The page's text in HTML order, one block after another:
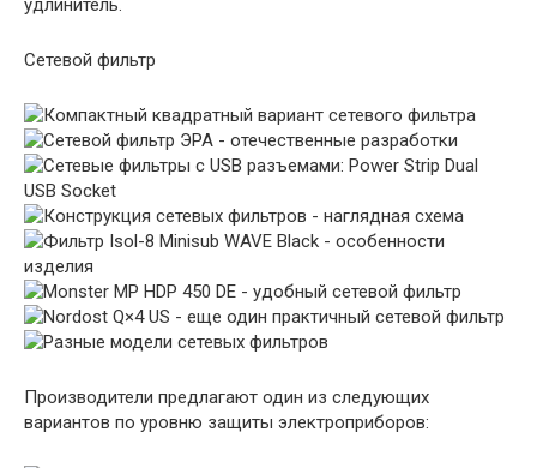
удлинитель.
Сетевой фильтр
Производители предлагают один из следующих
вариантов по уровню защиты электроприборов: